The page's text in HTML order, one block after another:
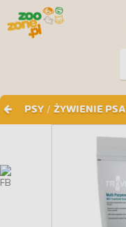
PSY / ŻYWIENIE PSA